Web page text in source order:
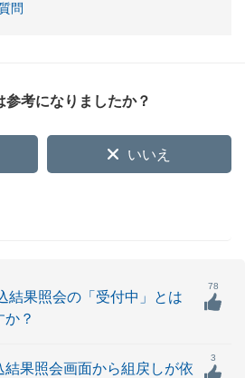
問
参考になりましたか？
いいえ
結果照会の「受付中」とは
か？
78
結果照会画面から組戻しが依
3